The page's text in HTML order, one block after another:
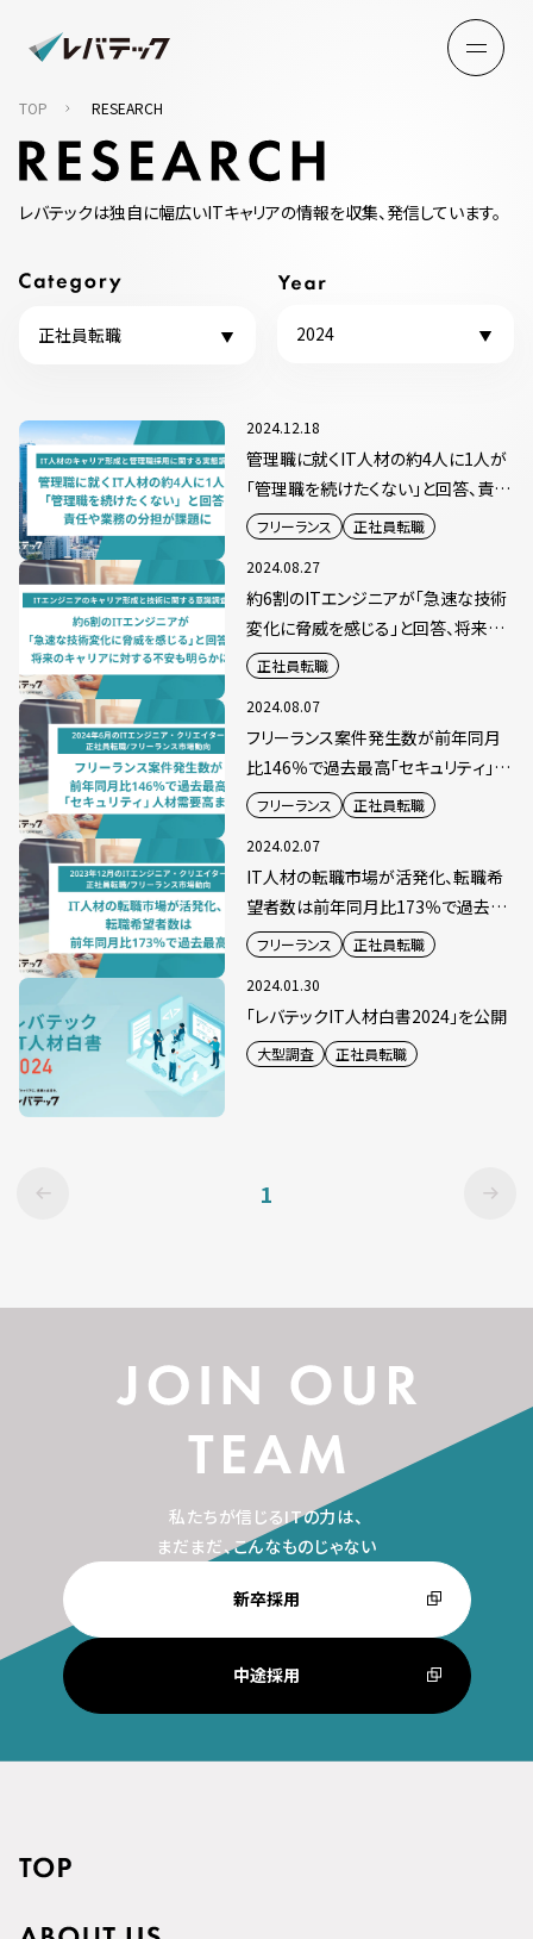
TOP RESEARCH
レバテックは独自に幅広いITキャリアの情報を収集、発信しています。
正社員転職 2024
2024.12.18
管理職に就くIT人材の約4人に1人が
「管理職を続けたくない」と回答、責任
や業務の分担が課題に
フリーランス
正社員転職
2024.08.27
約6割のITエンジニアが「急速な技術
変化に脅威を感じる」と回答、将来の
キャリアに対する不安も明らかに
正社員転職
2024.08.07
フリーランス案件発生数が前年同月
比146％で過去最高「セキュリティ」人
材需要高まる
フリーランス
正社員転職
2024.02.07
IT人材の転職市場が活発化、転職希
望者数は前年同月比173％で過去最
高フリーランス
正社員転職
2024.01.30
「レバテックIT人材白書2024」を公開
大型調査 正社員転職
1
私たちが信じるITの力は、
まだまだ、こんなものじゃない
新卒採用
中途採用